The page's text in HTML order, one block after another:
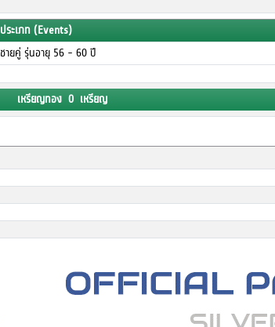
ประเภท (Events)
ชายคู่ รุ่นอายุ 56 - 60 ปี
เหรียญทอง 0 เหรียญ